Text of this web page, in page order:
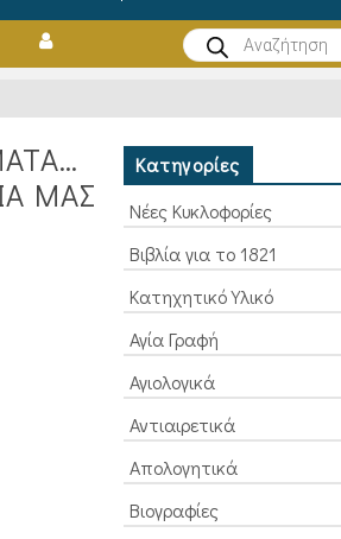
Products
search
ΜΑΣ
Κατηγορίες
Νέες Κυκλοφορίες
Βιβλία για το 1821
Κατηχητικό Υλικό
Αγία Γραφή
Αγιολογικά
Αντιαιρετικά
Απολογητικά
Βιογραφίες